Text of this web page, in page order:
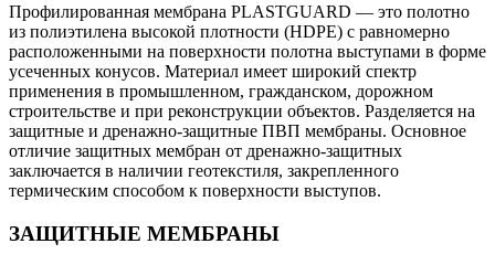
Профилированная мембрана PLASTGUARD — это полотно
из полиэтилена высокой плотности (HDPE) с равномерно
расположенными на поверхности полотна выступами в форме
усеченных конусов. Материал имеет широкий спектр
применения в промышленном, гражданском, дорожном
строительстве и при реконструкции объектов. Разделяется на
защитные и дренажно-защитные ПВП мембраны. Основное
отличие защитных мембран от дренажно-защитных
заключается в наличии геотекстиля, закрепленного
термическим способом к поверхности выступов.
ЗАЩИТНЫЕ МЕМБРАНЫ